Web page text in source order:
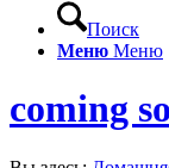
Поиск
Меню Меню
coming